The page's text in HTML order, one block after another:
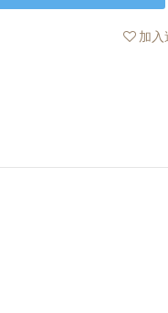
加入